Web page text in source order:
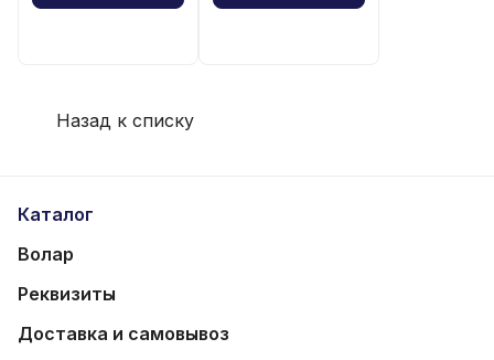
Назад к списку
Каталог
Волар
Реквизиты
Доставка и самовывоз